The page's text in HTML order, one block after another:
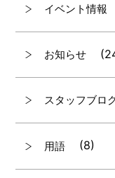
イベント情報
お知らせ
スタッフブロ
用語 (8)